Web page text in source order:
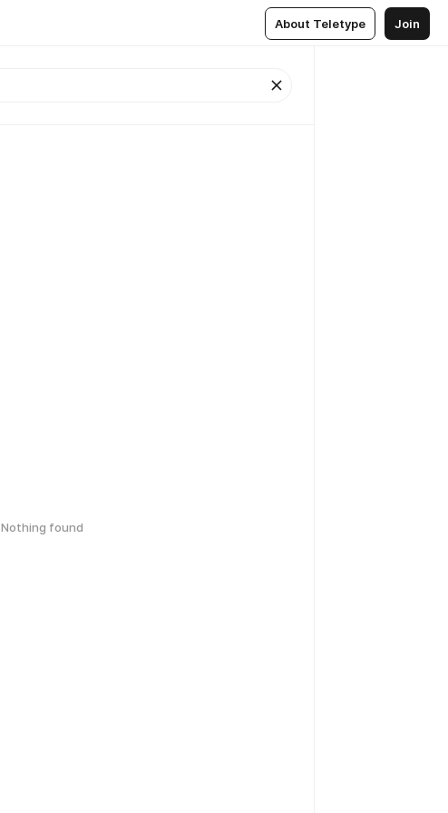
About Teletype Join
Nothing found